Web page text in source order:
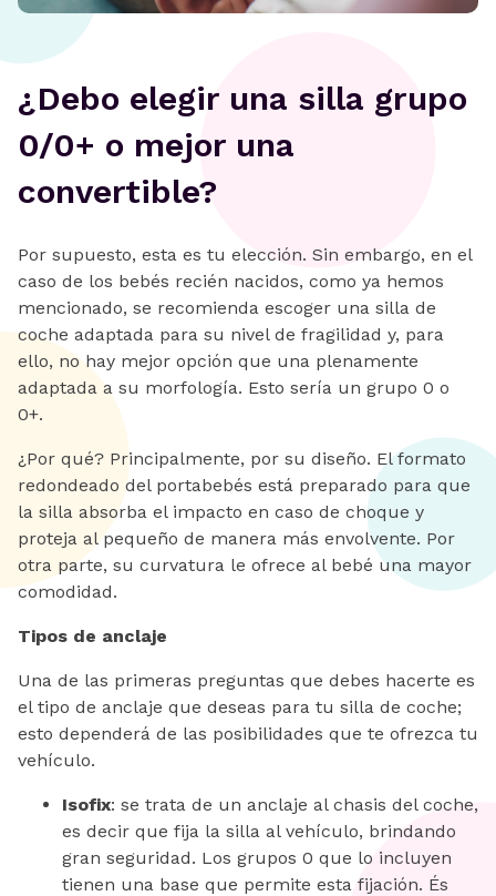
¿Debo elegir una silla grupo
0/0+ o mejor una
convertible?
Por supuesto, esta es tu elección. Sin embargo, en el
caso de los bebés recién nacidos, como ya hemos
mencionado, se recomienda escoger una silla de
coche adaptada para su nivel de fragilidad y, para
ello, no hay mejor opción que una plenamente
adaptada a su morfología. Esto sería un grupo 0 o
0+.
¿Por qué? Principalmente, por su diseño. El formato
redondeado del portabebés está preparado para que
la silla absorba el impacto en caso de choque y
proteja al pequeño de manera más envolvente. Por
otra parte, su curvatura le ofrece al bebé una mayor
comodidad.
Tipos de anclaje
Una de las primeras preguntas que debes hacerte es
el tipo de anclaje que deseas para tu silla de coche;
esto dependerá de las posibilidades que te ofrezca tu
vehículo.
Isofix: se trata de un anclaje al chasis del coche,
es decir que fija la silla al vehículo, brindando
gran seguridad. Los grupos 0 que lo incluyen
tienen una base que permite esta fijación. És